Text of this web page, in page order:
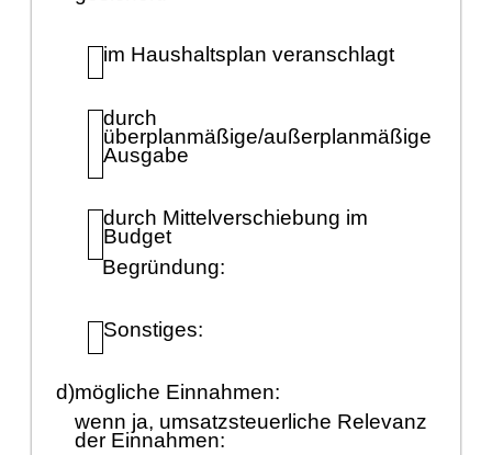
im Haushaltsplan veranschlagt
durch
überplanmäßige/außerplanmäßige
Ausgabe
durch Mittelverschiebung im
Budget
Begründung:
Sonstiges:
d)mögliche Einnahmen:
wenn ja, umsatzsteuerliche Relevanz
der Einnahmen: